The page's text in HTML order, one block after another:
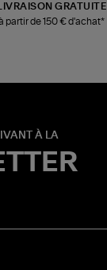
GRATUITE
partir de 150 € d'achat*
À LA